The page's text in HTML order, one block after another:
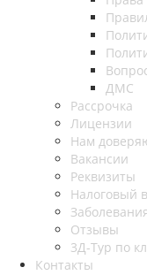
ДМС
Рассрочка
Лицензии
Нам
Вакансии
Реквизиты
Налоговый
Отзывы
3Д-Тур по
Контакты